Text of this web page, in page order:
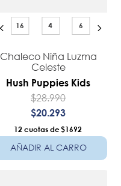
16 4 6
Chaleco Niña Luzma
Celeste
Hush Puppies Kids
$28.990
$20.293
12 $1692
AÑADIR AL CARRO